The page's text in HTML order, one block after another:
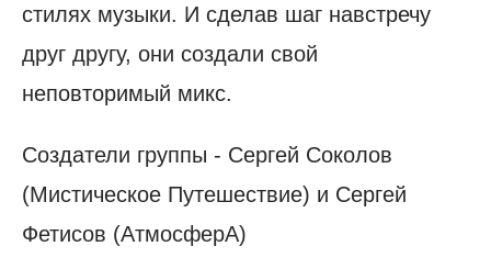
стилях музыки. И сделав шаг навстречу
друг другу, они создали свой
неповторимый микс.
Создатели группы - Сергей Соколов
(Мистическое Путешествие) и Сергей
Фетисов (АтмосферА)